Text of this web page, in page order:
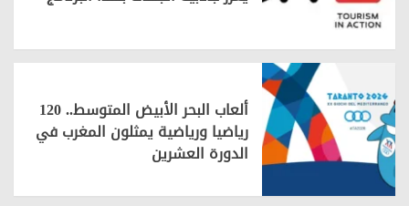
ألعاب البحر الأبيض المتوسط.. 120
رياضيا ورياضية يمثلون المغرب في
الدورة العشرين